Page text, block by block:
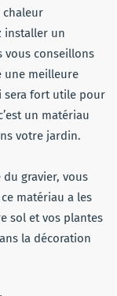
chaleur
installer un
vous conseillons
une meilleure
sera fort utile pour
un matériau
votre jardin.
gravier, vous
matériau a les
sol et vos plantes
la décoration